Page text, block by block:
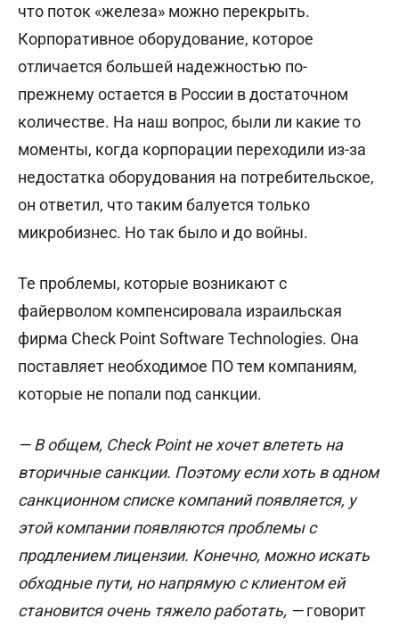
что поток «железа» можно перекрыть.
Корпоративное оборудование, которое
отличается большей надежностью по-
прежнему остается в России в достаточном
количестве. На наш вопрос, были ли какие то
моменты, когда корпорации переходили из-за
недостатка оборудования на потребительское,
он ответил, что таким балуется только
микробизнес. Но так было и до войны.
Те проблемы, которые возникают с
файерволом компенсировала израильская
фирма Check Point Software Technologies. Она
поставляет необходимое ПО тем компаниям,
которые не попали под санкции.
— В общем, Check Point не хочет влететь на
вторичные санкции. Поэтому если хоть в одном
санкционном списке компаний появляется, у
этой компании появляются проблемы с
продлением лицензии. Конечно, можно искать
обходные пути, но напрямую с клиентом ей
становится очень тяжело работать, —говорит